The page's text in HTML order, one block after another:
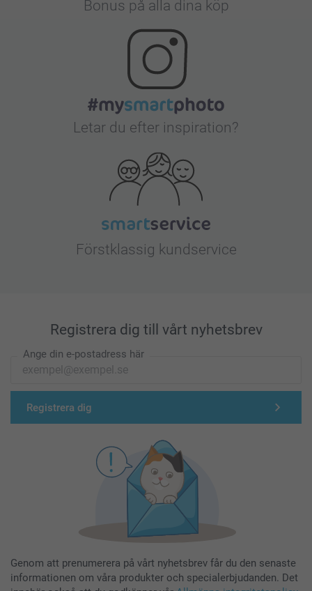
Bonus på alla dina köp
Letar du efter inspiration?
Förstklassig kundservice
Registrera dig till vårt nyhetsbrev
Ange din e-postadress här
Registrera dig
Genom att prenumerera på vårt nyhetsbrev får du den senaste
informationen om våra produkter och specialerbjudanden. Det